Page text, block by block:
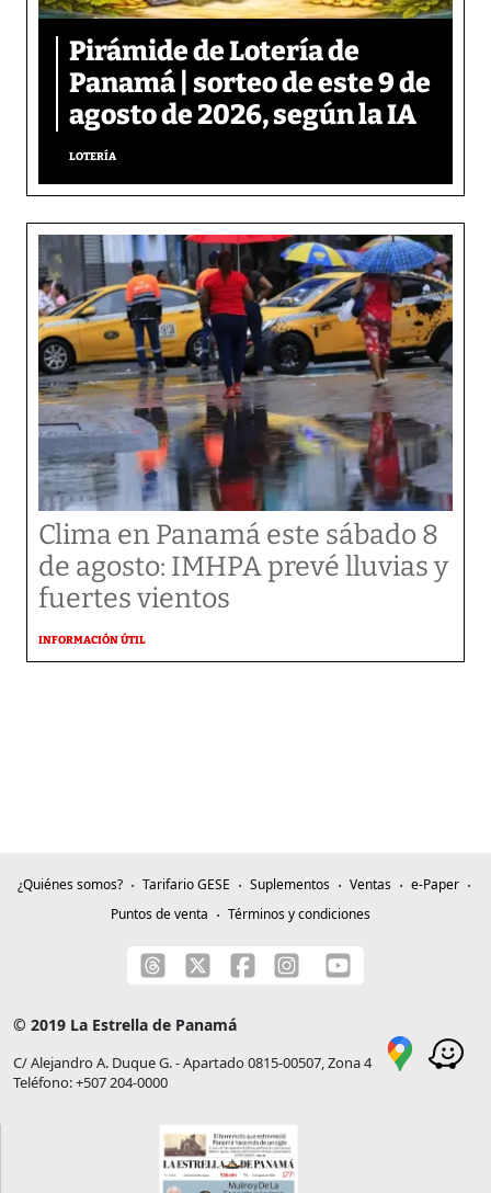
Pirámide de Lotería de
Panamá | sorteo de este 9 de
agosto de 2026, según la IA
LOTERÍA
Clima en Panamá este sábado 8
de agosto: IMHPA prevé lluvias y
fuertes vientos
INFORMACIÓN ÚTIL
¿Quiénes somos? Tarifario GESE Suplementos Ventas
e-Paper
Puntos de venta
Términos y condiciones
© 2019 La Estrella de Panamá
C/ Alejandro A. Duque G. - Apartado 0815-00507, Zona 4
Teléfono: +507 204-0000